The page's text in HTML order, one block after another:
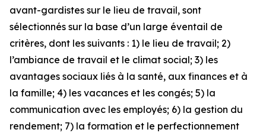
avant-gardistes sur le lieu de travail, sont
sélectionnés sur la base d’un large éventail de
critères, dont les suivants : 1) le lieu de travail; 2)
l’ambiance de travail et le climat social; 3) les
avantages sociaux liés à la santé, aux finances et à
la famille; 4) les vacances et les congés; 5) la
communication avec les employés; 6) la gestion du
rendement; 7) la formation et le perfectionnement